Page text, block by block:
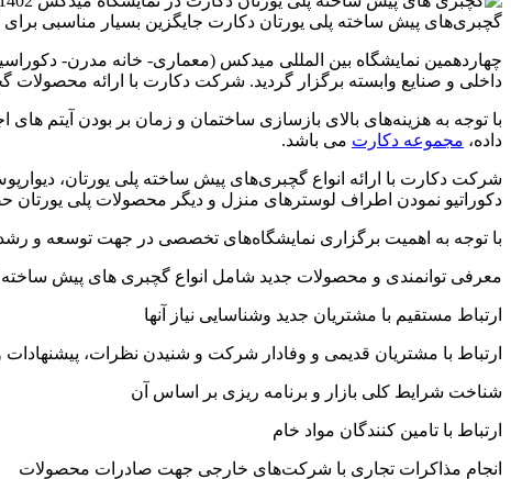
گچبری‌های پیش ساخته پلی یورتان دکارت جایگزین بسیار مناسبی
داخلی و صنایع وابسته برگزار گردید. شرکت دکارت با ارائه
با توجه به هزینه‌های بالای بازسازی ساختمان و زمان بر بودن آیتم
داده، مجموعه دکارت می باشد.
شرکت دکارت با ارائه انواع گچبری‌های پیش ساخته پلی یورتان،
دکوراتیو نمودن اطراف لوسترهای منزل و دیگر محصولات پلی یورتان
با توجه به اهمیت برگزاری نمایشگاه‌های تخصصی در جهت توسعه و
معرفی توانمندی و محصولات جدید شامل انواع گچبری های پیش
ارتباط مستقیم با مشتریان جدید وشناسایی نیاز آنها
ارتباط با مشتریان قدیمی و وفادار شرکت و شنیدن نظرات، پیشنهادات و
شناخت شرایط کلی بازار و برنامه ریزی بر اساس آن
ارتباط با تامین کنندگان مواد خام
انجام مذاکرات تجاری با شرکت‌های خارجی جهت صادرات محصولات